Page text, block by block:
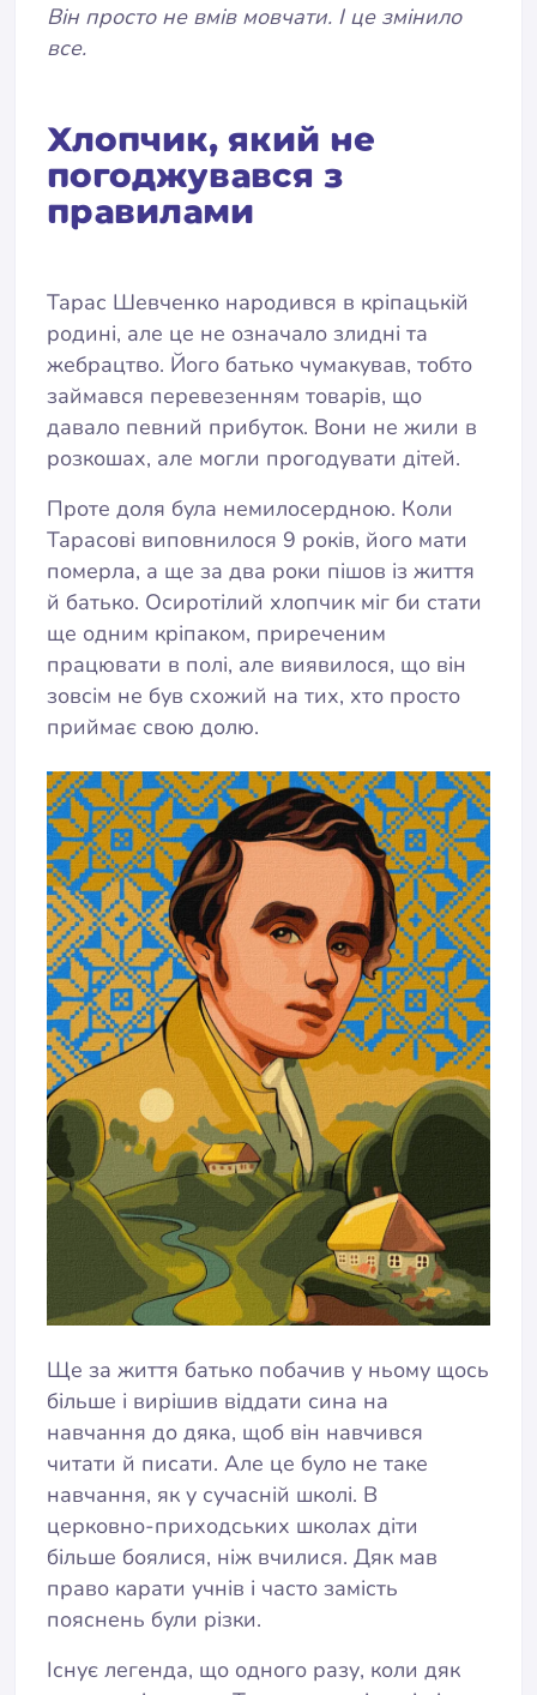
Він просто не вмів мовчати. І це змінило
все.
Хлопчик, який не
погоджувався з
правилами
Тарас Шевченко народився в кріпацькій
родині, але це не означало злидні та
жебрацтво. Його батько чумакував, тобто
займався перевезенням товарів, що
давало певний прибуток. Вони не жили в
розкошах, але могли прогодувати дітей.
Проте доля була немилосердною. Коли
Тарасові виповнилося 9 років, його мати
померла, а ще за два роки пішов із життя
й батько. Осиротілий хлопчик міг би стати
ще одним кріпаком, приреченим
працювати в полі, але виявилося, що він
зовсім не був схожий на тих, хто просто
приймає свою долю.
Ще за життя батько побачив у ньому щось
більше і вирішив віддати сина на
навчання до дяка, щоб він навчився
читати й писати. Але це було не таке
навчання, як у сучасній школі. В
церковно-приходських школах діти
більше боялися, ніж вчилися. Дяк мав
право карати учнів і часто замість
пояснень були різки.
Існує легенда, що одного разу, коли дяк